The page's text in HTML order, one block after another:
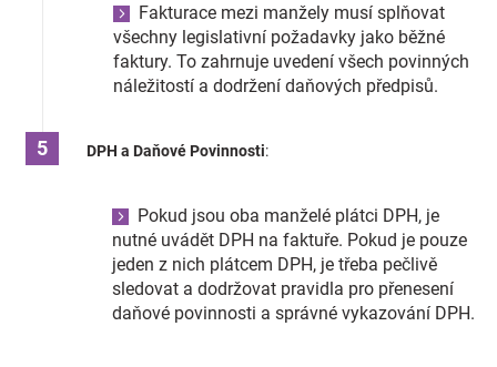
Fakturace mezi manžely musí splňovat
všechny legislativní požadavky jako běžné
faktury. To zahrnuje uvedení všech povinných
náležitostí a dodržení daňových předpisů.
DPH a Daňové Povinnosti:
Pokud jsou oba manželé plátci DPH, je
nutné uvádět DPH na faktuře. Pokud je pouze
jeden z nich plátcem DPH, je třeba pečlivě
sledovat a dodržovat pravidla pro přenesení
daňové povinnosti a správné vykazování DPH.